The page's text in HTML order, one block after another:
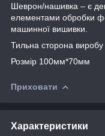
Шеврон/нашивка – є
елементами обробки
машинної вишивки.
Тильна сторона
Розмір 100мм*70мм
Приховати
Характеристики